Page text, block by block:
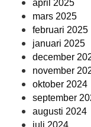
april 2025
mars 2025
februari 2025
januari 2025
december
november
oktober 2024
september
augusti 2024